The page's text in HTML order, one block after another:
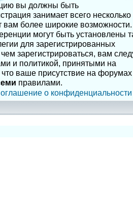
вы должны быть
занимает всего несколько
вам более широкие возможности.
могут быть установлены
для зарегистрированных
зарегистрироваться, вам
и политикой, принятыми на
ваше присутствие на форумах
правилами.
о конфиденциальности